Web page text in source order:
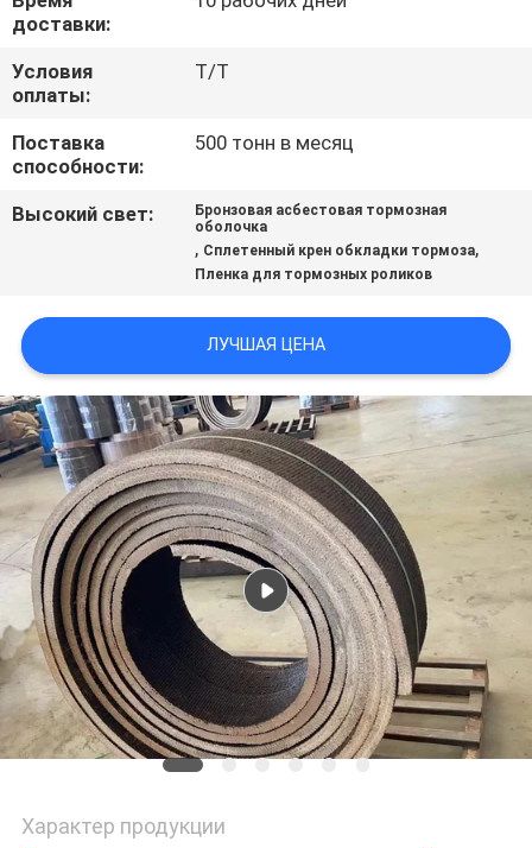
доставки:
Условия
оплаты:
T/T
Поставка
способности:
500 тонн в месяц
Высокий свет:
Бронзовая асбестовая тормозная
оболочка
, Сплетенный крен обкладки тормоза,
Пленка для тормозных роликов
ЛУЧШАЯ ЦЕНА
Характер продукции